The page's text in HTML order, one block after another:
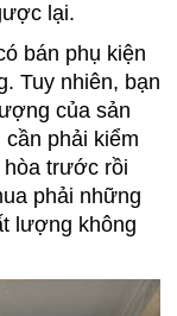
lại.
bán phụ kiện
Tuy nhiên, bạn
của sản
phải kiểm
trước rồi
phải những
lượng không